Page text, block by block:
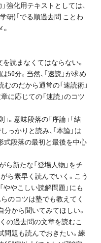
3967
料請求
とは
」強化用テキストとしては、
学研)「でる順過去問 ことわ
読まなくてはならない。
分。当然、「速読」が求め
のだから通常の「速読術」
に応じての「速読」のコツ
。意味段落の「序論」「結
っかりと読み、「本論」は
式段落の最初と最後を中心
がら新たな「登場人物」をチ
がら素早く読んでいく。こう
ややこしい読解問題」にも
のコツは塾でも教えてく
分から聞いてみてほしい。
の過去問の文章を読むこ
問題も読んでおきたい。練